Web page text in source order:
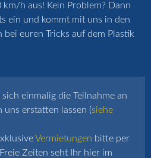
h aus! Kein Problem? Dann
ein und kommt mit uns in den
euren Tricks auf dem Plastik
einmalig die Teilnahme an
uns erstatten lassen (siehe
Vermietungen bitte per
Zeiten seht Ihr hier im